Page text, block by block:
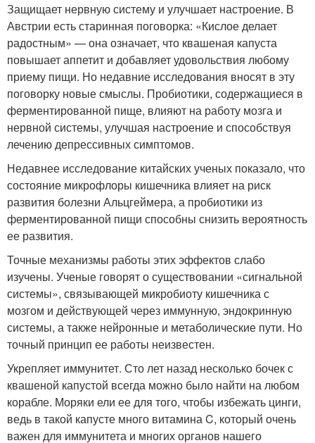
Защищает нервную систему и улучшает настроение. В
Австрии есть старинная поговорка: «Кислое делает
радостным» — она означает, что квашеная капуста
повышает аппетит и добавляет удовольствия любому
приему пищи. Но недавние исследования вносят в эту
поговорку новые смыслы. Пробиотики, содержащиеся в
ферментированной пище, влияют на работу мозга и
нервной системы, улучшая настроение и способствуя
лечению депрессивных симптомов.
Недавнее исследование китайских ученых показало, что
состояние микрофлоры кишечника влияет на риск
развития болезни Альцгеймера, а пробиотики из
ферментированной пищи способны снизить вероятность
ее развития.
Точные механизмы работы этих эффектов слабо
изучены. Ученые говорят о существовании «сигнальной
системы», связывающей микробиоту кишечника с
мозгом и действующей через иммунную, эндокринную
системы, а также нейронные и метаболические пути. Но
точный принцип ее работы неизвестен.
Укрепляет иммунитет. Сто лет назад несколько бочек с
квашеной капустой всегда можно было найти на любом
корабле. Моряки ели ее для того, чтобы избежать цинги,
ведь в такой капусте много витамина C, который очень
важен для иммунитета и многих органов нашего